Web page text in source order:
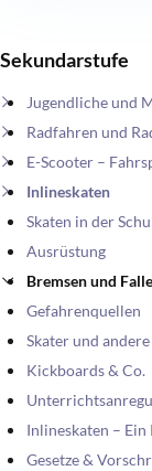
Sekundarstufe
Jugendliche und
Radfahren und
E-Scooter –
Inlineskaten
Skaten in der
Ausrüstung
Bremsen und
Gefahrenquellen
Skater und
Kickboards & Co.
Inlineskaten –
Gesetze &